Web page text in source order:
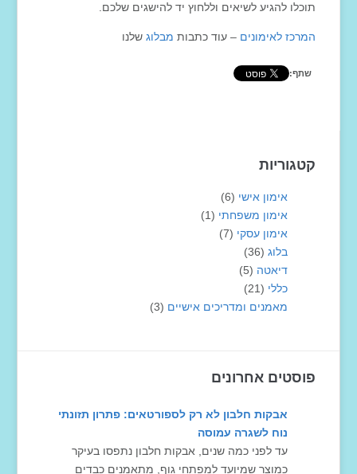
תוכלו להגיע לשיאים וללחוץ יד להישגים שלכם.
המרכז לאימונים – עוד כתבות מבלוג שלנו
שתף:
קטגוריות
אימון אישי (6)
אימון משפחתי (1)
אימון עסקי (7)
בלוג (36)
דיאטה (5)
כללי (21)
מאמנים ומדריכים אישיים (3)
פוסטים אחרונים
אבקות חלבון לא רק לספורטאים: פתרון תזונתי
נוח לשגרה עמוסה
עד לפני כמה שנים, אבקות חלבון נתפסו בעיקר
כמוצר שמיועד למפתחי גוף, מתאמנים כבדים